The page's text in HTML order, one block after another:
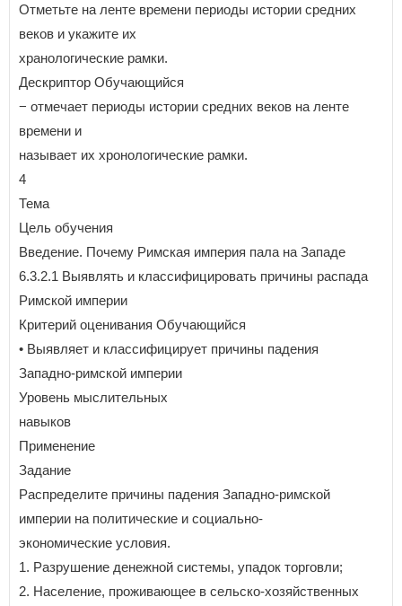
Отметьте на ленте времени периоды истории средних
веков и укажите их
хранологические рамки.
Дескриптор Обучающийся
− отмечает периоды истории средних веков на ленте
времени и
называет их хронологические рамки.
4
Тема
Цель обучения
Введение. Почему Римская империя пала на Западе
6.3.2.1 Выявлять и классифицировать причины распада
Римской империи
Критерий оценивания Обучающийся
• Выявляет и классифицирует причины падения
Западно-римской империи
Уровень мыслительных
навыков
Применение
Задание
Распределите причины падения Западно-римской
империи на политические и социально-
экономические условия.
1. Разрушение денежной системы, упадок торговли;
2. Население, проживающее в сельско-хозяйственных